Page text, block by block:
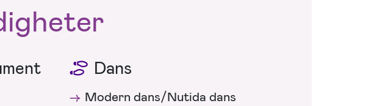
Dans
Modern dans/Nutida dans